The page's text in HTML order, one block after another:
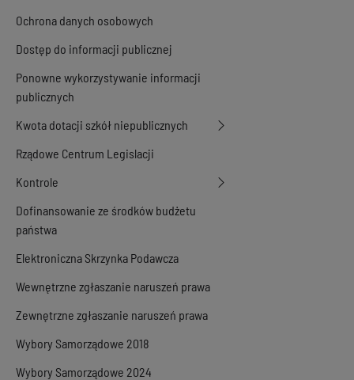
Ochrona danych osobowych
Dostęp do informacji publicznej
Ponowne wykorzystywanie informacji
publicznych
Kwota dotacji szkół niepublicznych
Rządowe Centrum Legislacji
Kontrole
Dofinansowanie ze środków budżetu
państwa
Elektroniczna Skrzynka Podawcza
Wewnętrzne zgłaszanie naruszeń prawa
Zewnętrzne zgłaszanie naruszeń prawa
Wybory Samorządowe 2018
Wybory Samorządowe 2024